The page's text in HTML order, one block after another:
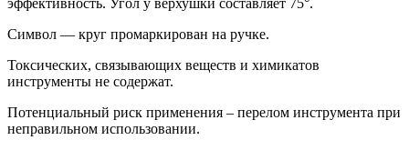
Символ — круг промаркирован на ручке.
Токсических, связывающих веществ и химикатов
инструменты не содержат.
Потенциальный риск применения – перелом инструмента при
неправильном использовании.